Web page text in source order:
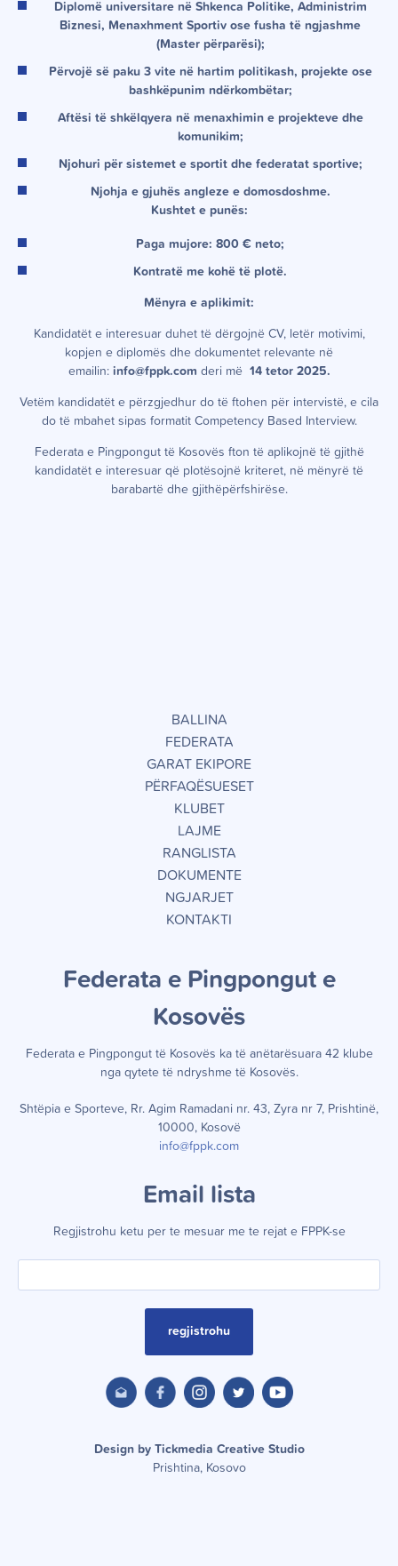
Diplomë universitare në Shkenca Politike, Administrim
Biznesi, Menaxhment Sportiv ose fusha të ngjashme
(Master përparësi);
Përvojë së paku 3 vite në hartim politikash, projekte ose
bashkëpunim ndërkombëtar;
Aftësi të shkëlqyera në menaxhimin e projekteve dhe
komunikim;
Njohuri për sistemet e sportit dhe federatat sportive;
Njohja e gjuhës angleze e domosdoshme.
Kushtet e punës:
Paga mujore: 800 € neto;
Kontratë me kohë të plotë.
Mënyra e aplikimit:
Kandidatët e interesuar duhet të dërgojnë CV, letër motivimi,
kopjen e diplomës dhe dokumentet relevante në
emailin: info@fppk.com deri më 14 tetor 2025.
Vetëm kandidatët e përzgjedhur do të ftohen për intervistë, e cila
do të mbahet sipas formatit Competency Based Interview.
Federata e Pingpongut të Kosovës fton të aplikojnë të gjithë
kandidatët e interesuar që plotësojnë kriteret, në mënyrë të
barabartë dhe gjithëpërfshirëse.
BALLINA
FEDERATA
GARAT EKIPORE
PËRFAQËSUESET
KLUBET
LAJME
RANGLISTA
DOKUMENTE
NGJARJET
KONTAKTI
Federata e Pingpongut e
Kosovës
Federata e Pingpongut të Kosovës ka të anëtarësuara 42 klube
nga qytete të ndryshme të Kosovës.
Shtëpia e Sporteve, Rr. Agim Ramadani nr. 43, Zyra nr 7, Prishtinë,
10000, Kosovë
info@fppk.com
Email lista
Regjistrohu ketu per te mesuar me te rejat e FPPK-se
regjistrohu
Design by Tickmedia Creative Studio
Prishtina, Kosovo